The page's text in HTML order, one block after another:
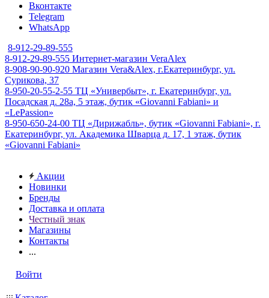
Вконтакте
Telegram
WhatsApp
8-912-29-89-555
8-912-29-89-555 Интернет-магазин VeraAlex
8-908-90-90-920 Магазин Vera&Alex, г.Екатеринбург, ул.
Сурикова, 37
8-950-20-55-2-55 ТЦ «Универбыт», г. Екатеринбург, ул.
Посадская д. 28а, 5 этаж, бутик «Giovanni Fabiani» и
«LePassion»
8-950-650-24-00 ТЦ «Дирижабль», бутик «Giovanni Fabiani», г.
Екатеринбург, ул. Академика Шварца д. 17, 1 этаж, бутик
«Giovanni Fabiani»
Акции
Новинки
Бренды
Доставка и оплата
Честный знак
Магазины
Контакты
...
Войти